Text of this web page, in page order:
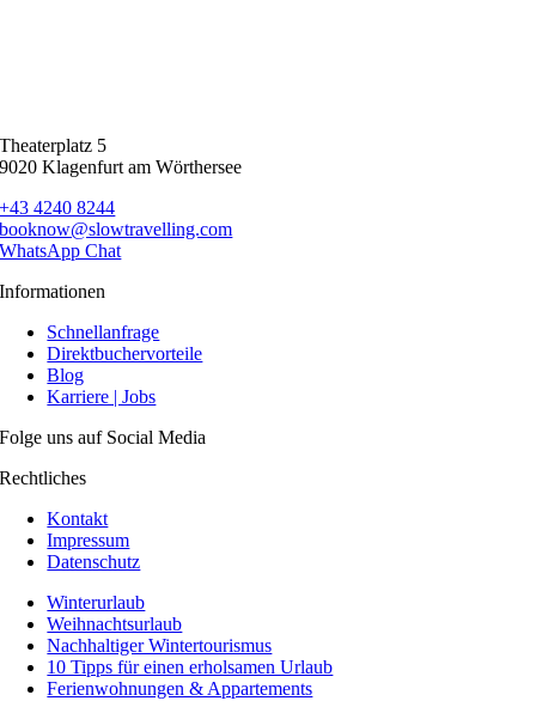
Theaterplatz 5
9020 Klagenfurt am Wörthersee
+43 4240 8244
booknow@slowtravelling.com
WhatsApp Chat
Informationen
Schnellanfrage
Direktbuchervorteile
Blog
Karriere | Jobs
Folge uns auf Social Media
Rechtliches
Kontakt
Impressum
Datenschutz
Winterurlaub
Weihnachtsurlaub
Nachhaltiger Wintertourismus
10 Tipps für einen erholsamen Urlaub
Ferienwohnungen & Appartements